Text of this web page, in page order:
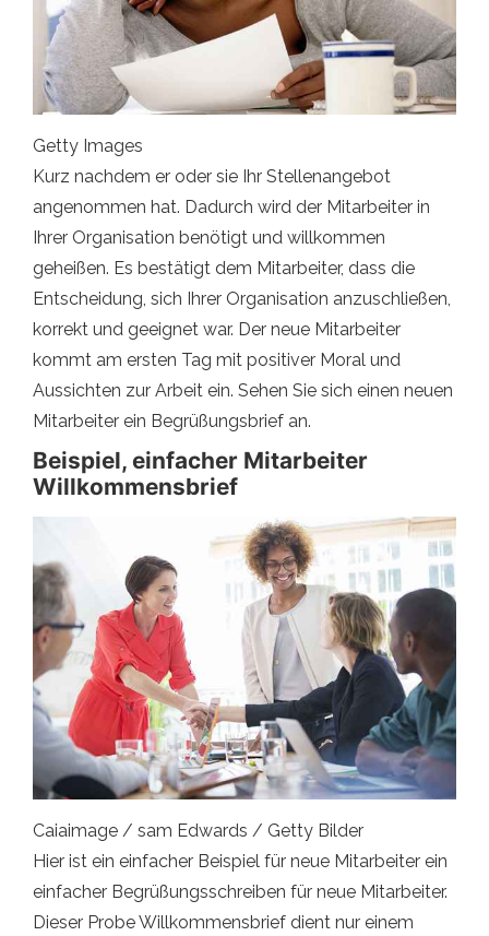
Getty Images
Kurz nachdem er oder sie Ihr Stellenangebot
angenommen hat. Dadurch wird der Mitarbeiter in
Ihrer Organisation benötigt und willkommen
geheißen. Es bestätigt dem Mitarbeiter, dass die
Entscheidung, sich Ihrer Organisation anzuschließen,
korrekt und geeignet war. Der neue Mitarbeiter
kommt am ersten Tag mit positiver Moral und
Aussichten zur Arbeit ein. Sehen Sie sich einen neuen
Mitarbeiter ein Begrüßungsbrief an.
Beispiel, einfacher Mitarbeiter
Willkommensbrief
Caiaimage / sam Edwards / Getty Bilder
Hier ist ein einfacher Beispiel für neue Mitarbeiter ein
einfacher Begrüßungsschreiben für neue Mitarbeiter.
Dieser Probe Willkommensbrief dient nur einem